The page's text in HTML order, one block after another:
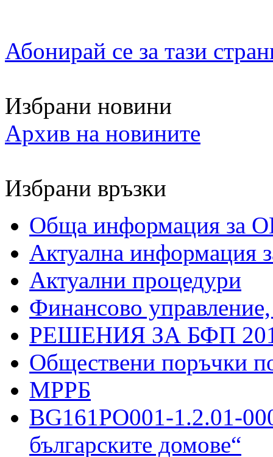
Абонирай се за тази
Избрани новини
Архив на новините
Избрани връзки
Обща информация за
Актуална информация
Актуални процедури
Финансово
РЕШЕНИЯ ЗА БФП
Обществени поръчки
МРРБ
BG161PO001-1.2.01-
българските домове“